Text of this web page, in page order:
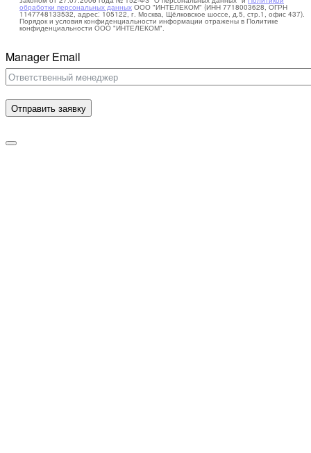
обработки персональных данных ООО "ИНТЕЛЕКОМ" (ИНН 7718003628, ОГРН
1147748133532, адрес: 105122, г. Москва, Щёлковское шоссе, д.5, стр.1, офис 437).
Порядок и условия конфиденциальности информации отражены в Политике
конфиденциальности ООО "ИНТЕЛЕКОМ".
Manager Email
Отправить заявку